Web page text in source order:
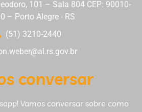
101 – Sala 804 CEP: 90010-
– Porto Alegre - RS
(51) 3210-2440
conversar
Vamos conversar sobre como